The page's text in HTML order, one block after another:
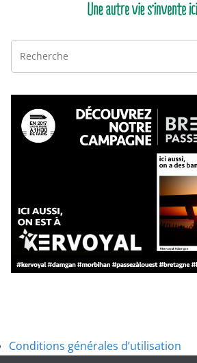
Conditions générales d’utilisation